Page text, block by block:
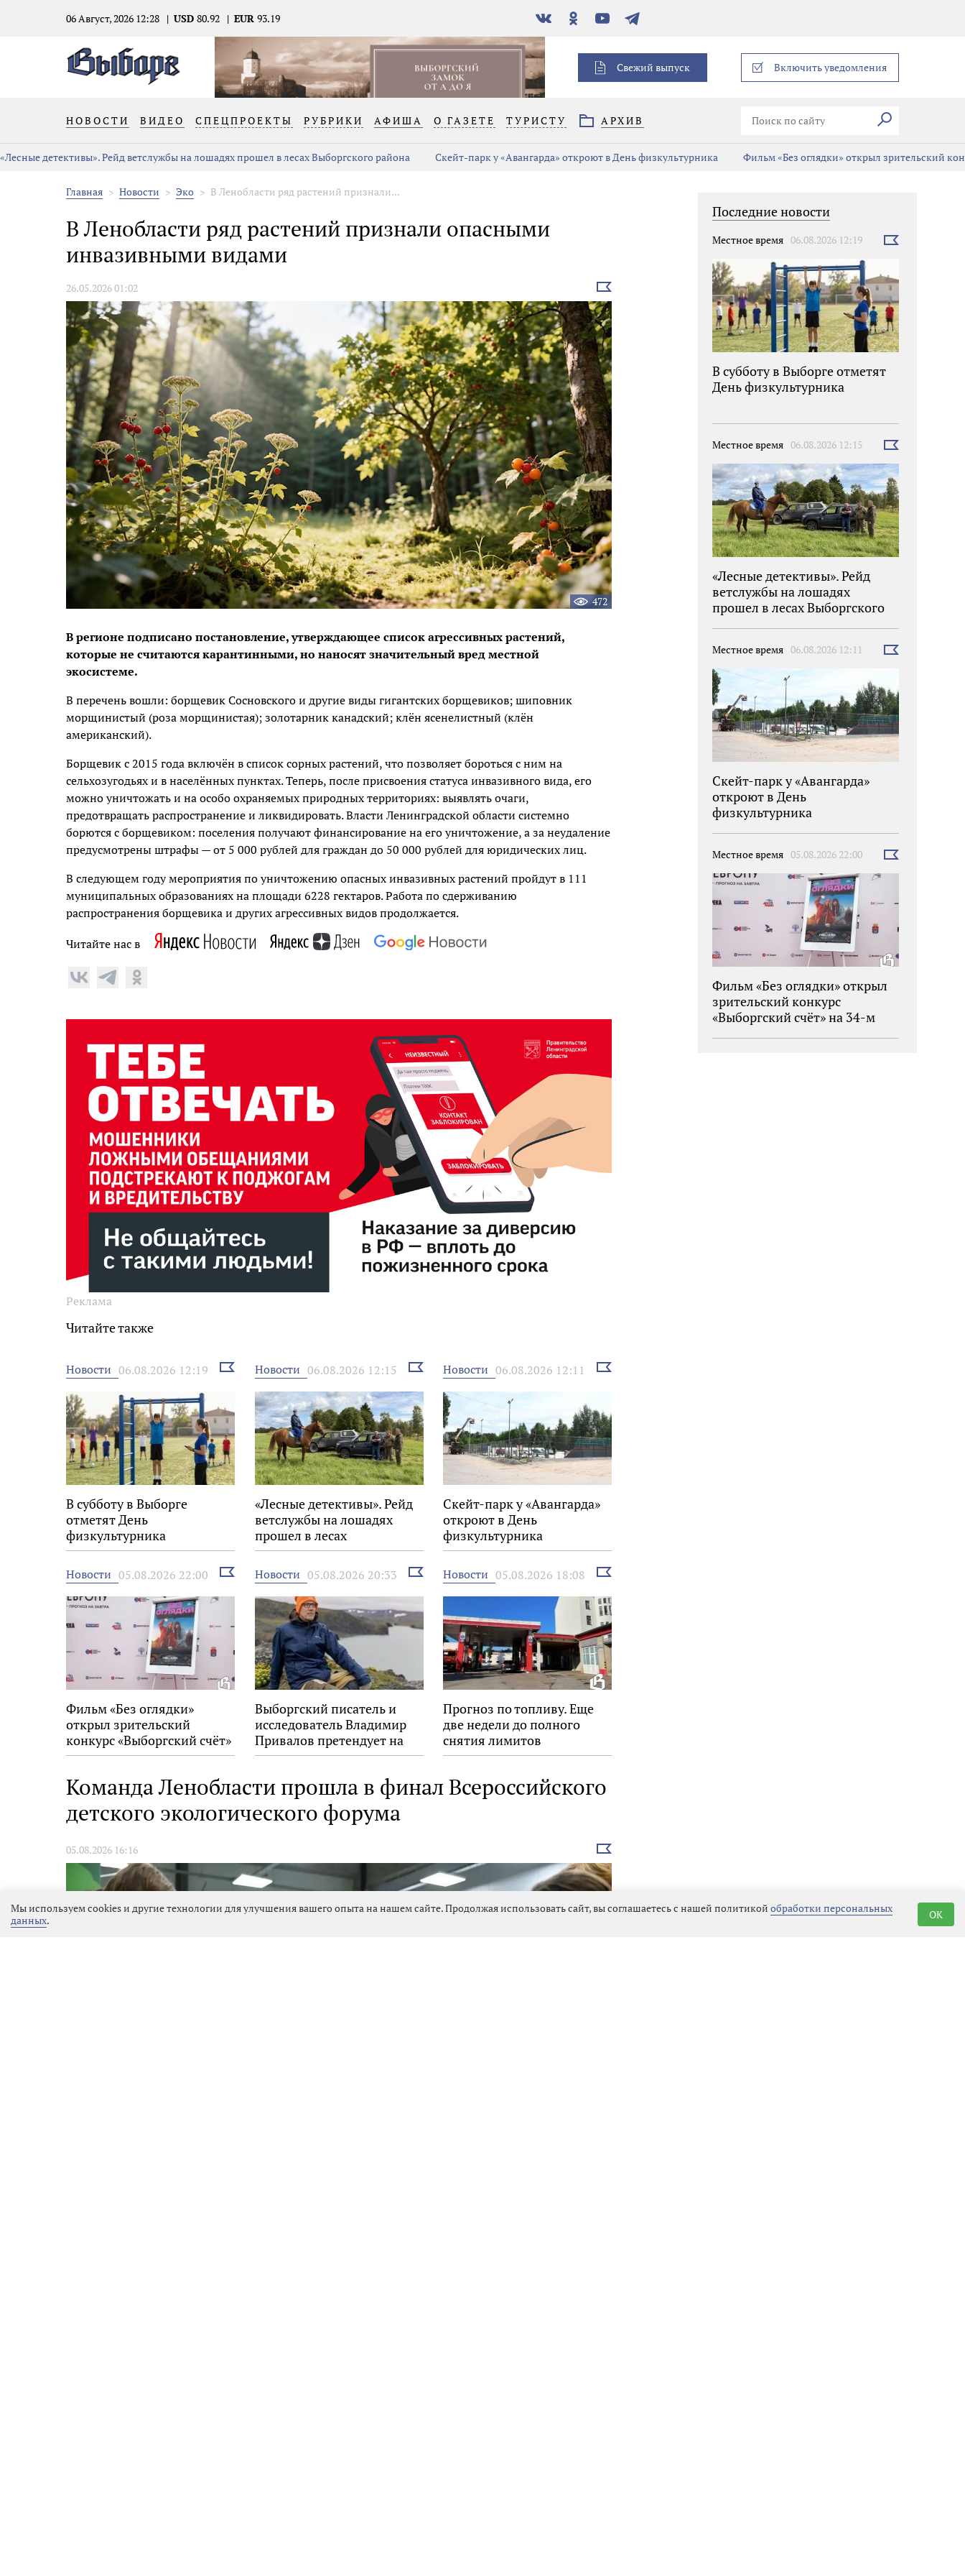
06 Август, 2026 12:28 USD 80.92 EUR 93.19
В
контакте
Одноклассники
YouTubeТелеграм
Свежий выпуск Включить уведомления
НОВОСТИ ВИДЕО СПЕЦПРОЕКТЫ РУБРИКИ АФИША О ГАЗЕТЕ ТУРИСТУ АРХИВ Искать
«Лесные детективы». Рейд ветслужбы на лошадях прошел в лесах Выборгского района Скейт-парк у «Авангарда» откроют в День физкультурника Фильм «Без оглядки» открыл зрительский
Главная Новости Эко В Ленобласти ряд растений признали...
В Ленобласти ряд растений признали опасными
инвазивными видами
26.05.2026 01:02
Выбрать
новость
472
В регионе подписано постановление, утверждающее список агрессивных растений,
которые не считаются карантинными, но наносят значительный вред местной
экосистеме.
В перечень вошли: борщевик Сосновского и другие виды гигантских борщевиков; шиповник
морщинистый (роза морщинистая); золотарник канадский; клён ясенелистный (клён
американский).
Борщевик с 2015 года включён в список сорных растений, что позволяет бороться с ним на
сельхозугодьях и в населённых пунктах. Теперь, после присвоения статуса инвазивного вида, его
можно уничтожать и на особо охраняемых природных территориях: выявлять очаги,
предотвращать распространение и ликвидировать. Власти Ленинградской области системно
борются с борщевиком: поселения получают финансирование на его уничтожение, а за неудаление
предусмотрены штрафы — от 5 000 рублей для граждан до 50 000 рублей для юридических лиц.
В следующем году мероприятия по уничтожению опасных инвазивных растений пройдут в 111
муниципальных образованиях на площади 6228 гектаров. Работа по сдерживанию
распространения борщевика и других агрессивных видов продолжается.
Читайте нас в
Реклама
Читайте также
Новости 06.08.2026 12:19
Выбрать
новость
В субботу в Выборге
отметят День
физкультурника
Новости 06.08.2026 12:15
Выбрать
новость
«Лесные детективы». Рейд
ветслужбы на лошадях
прошел в лесах
Выборгского района
Новости 06.08.2026 12:11
Выбрать
Скейт-парк у «Авангарда»
откроют в День
физкультурника
Новости 05.08.2026 22:00
Выбрать
новость
Фильм «Без оглядки»
открыл зрительский
конкурс «Выборгский счёт»
на 34-м фестивале «Окно в
Новости 05.08.2026 20:33
Выбрать
новость
Выборгский писатель и
исследователь Владимир
Привалов претендует на
награду «Знание.Премия»
Новости 05.08.2026 18:08
Выбрать
Прогноз по топливу. Еще
две недели до полного
снятия лимитов
Команда Ленобласти прошла в финал Всероссийского
детского экологического форума
05.08.2026 16:16
Выбрать
новость
Последние новости
Местное время 06.08.2026 12:19
Выбрать
В субботу в Выборге отметят
День физкультурника
Местное время 06.08.2026 12:15
Выбрать
«Лесные детективы». Рейд
ветслужбы на лошадях
прошел в лесах Выборгского
Местное время 06.08.2026 12:11
Выбрать
Скейт-парк у «Авангарда»
откроют в День
физкультурника
Местное время 05.08.2026 22:00
Выбрать
Фильм «Без оглядки» открыл
зрительский конкурс
«Выборгский счёт» на 34-м
Мы используем cookies и другие технологии для улучшения вашего опыта на нашем сайте. Продолжая использовать сайт, вы соглашаетесь с нашей политикой обработки персональных
данных. OK